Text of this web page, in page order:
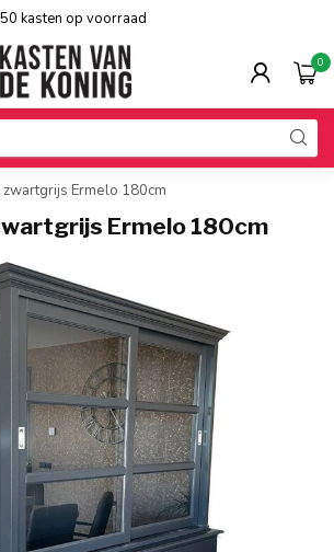
kasten op voorraad
0
Ermelo 180cm
Ermelo 180cm